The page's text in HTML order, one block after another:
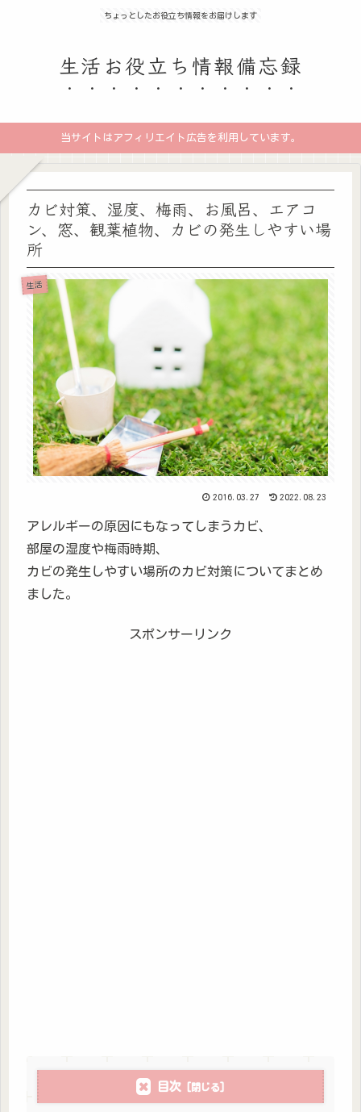
ちょっとしたお役立ち情報をお届けします
生活お役立ち情報備忘録
当サイトはアフィリエイト広告を利用しています。
カビ対策、湿度、梅雨、お風呂、エアコ
ン、窓、観葉植物、カビの発生しやすい場
所
生活
2016.03.27 2022.08.23
アレルギーの原因にもなってしまうカビ、
部屋の湿度や梅雨時期、
カビの発生しやすい場所のカビ対策についてまとめ
ました。
スポンサーリンク
目次